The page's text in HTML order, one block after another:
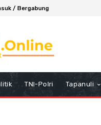
/ Bergabung
TNI-Polri Tapanuli